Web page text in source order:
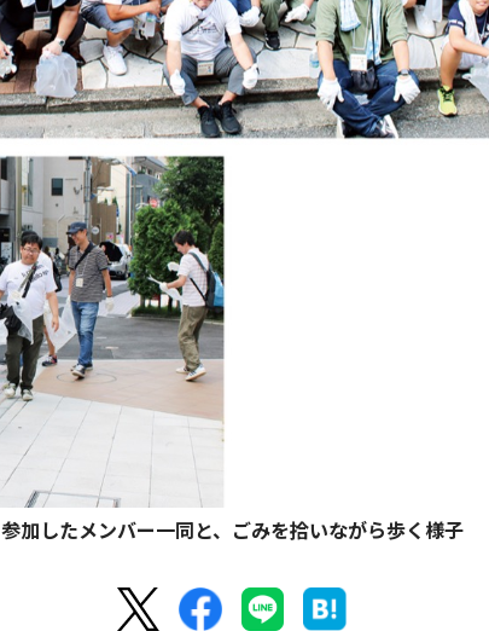
参加したメンバー一同と、ごみを拾いながら歩く様子